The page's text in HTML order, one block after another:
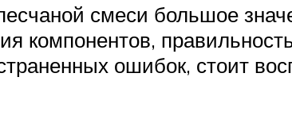
смеси большое
компонентов,
ошибок, стоит